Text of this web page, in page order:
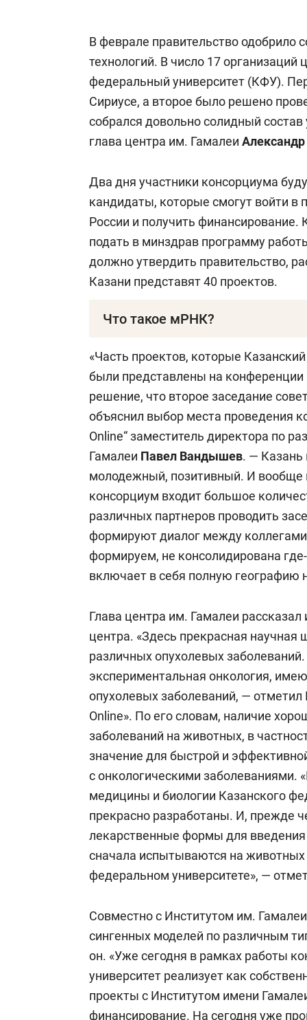
В феврале правительство одобрило
технологий. В число 17
федеральный университет (КФУ).
Сириусе, а второе было решено
собрался довольно солидный
глава центра им. Гамалеи Александр
Два дня участники консорциума
кандидаты, которые смогут войти в
России и получить
подать в минздрав программу
должно утвердить правительство,
Казани представят 40 проектов.
Что такое мРНК?
переносит генетическую
клетки, где происходит синтез
производства белков: она
последовательность аминокислот
используется для создания вакцин
мРНК вводится в клетки пациента и
определенные белки, которые
против болезни или выполнять
«Часть проектов, которые
были представлены на
решение, что второе заседание
объяснил выбор места проведения
Online“ заместитель директора по
Гамалеи Павел Вандышев. — Казань
молодежный, позитивный. И вообще
консорциум входит большое
различных партнеров проводить
формируют диалог между
формируем, не консолидирована
включает в себя полную географию
Глава центра им. Гамалеи
центра. «Здесь прекрасная научная
различных опухолевых
экспериментальная онкология,
опухолевых заболеваний, —
Online». По его словам, наличие
заболеваний на животных, в
значение для быстрой и
с онкологическими заболеваниями.
медицины и биологии Казанского
прекрасно разработаны. И, прежде
лекарственные формы для
сначала испытываются на
федеральном университете», —
Совместно с Институтом им.
сингенных моделей по различным
он. «Уже сегодня в рамках работы
университет реализует как
проекты с Институтом имени
финансирование. На сегодня уже